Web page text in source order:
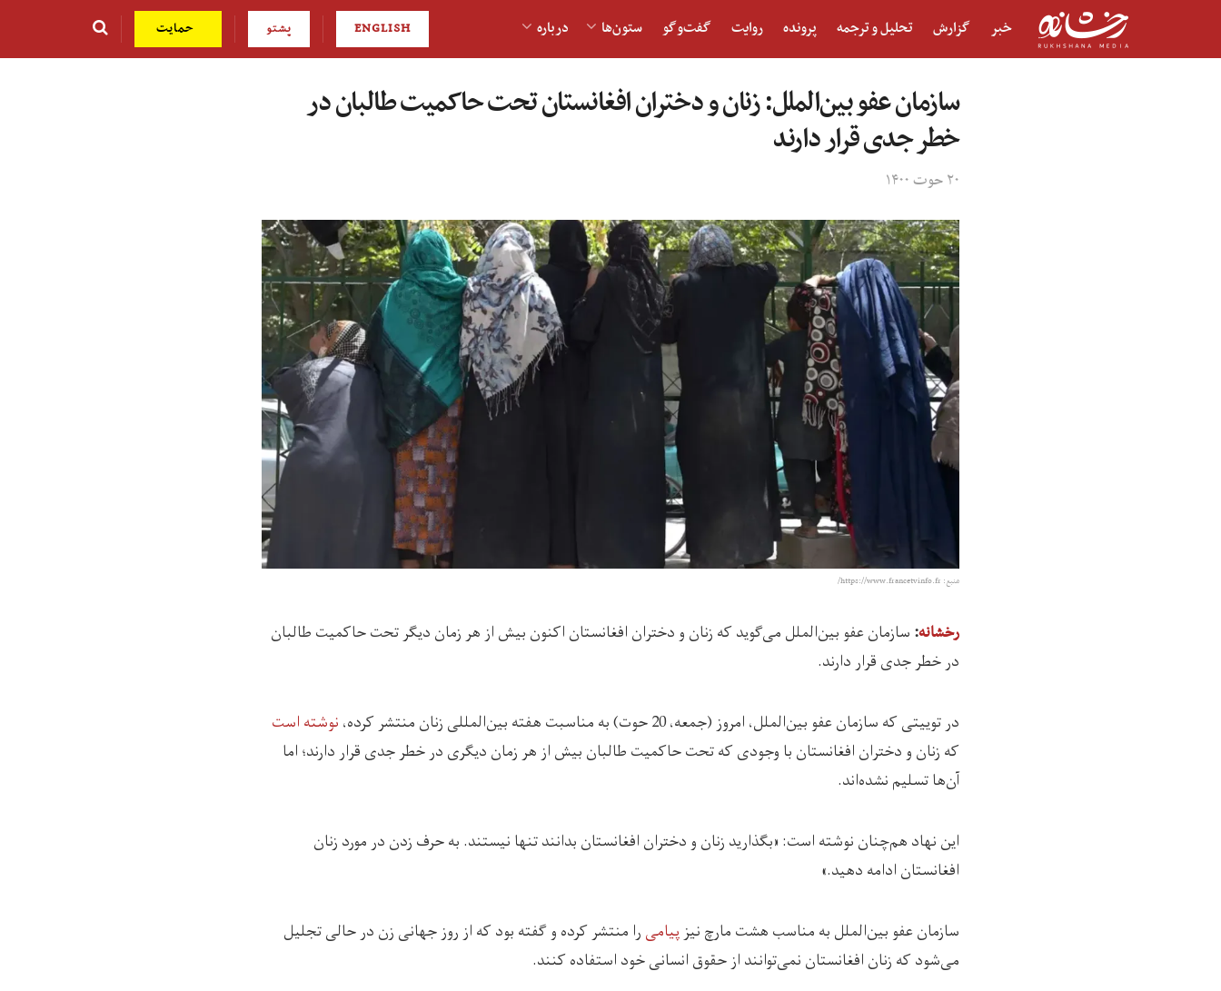
خبر گزارش تحلیل و ترجمه پرونده روایت گفت‌و‎گو ستون‌ها درباره ENGLISH پشتو حمایت
سازمان عفو بین‌الملل: زنان و دختران افغانستان تحت حاکمیت طالبان در
خطر جدی قرار دارند
۲۰ حوت ۱۴۰۰
منبع: https://www.francetvinfo.fr/
رخشانه: سازمان عفو بین‌الملل می‌گوید که زنان و دختران افغانستان اکنون بیش از هر زمان دیگر تحت حاکمیت طالبان
در خطر جدی قرار دارند.
در توییتی که سازمان عفو بین‌الملل، امروز (جمعه، 20 حوت) به مناسبت هفته بین‌المللی زنان منتشر کرده،
نوشته است
که زنان و دختران افغانستان با وجودی که تحت حاکمیت طالبان بیش از هر زمان دیگری در خطر جدی قرار دارند؛ اما
آن‌ها تسلیم نشده‌اند.
این نهاد هم‌چنان نوشته است: «بگذارید زنان و دختران افغانستان بدانند تنها نیستند. به حرف زدن در مورد زنان
افغانستان ادامه دهید.»
سازمان عفو بین‌الملل به مناسب هشت مارچ نیزپیامیرا منتشر کرده و گفته بود که از روز جهانی زن در حالی تجلیل
می‌شود که زنان افغانستان نمی‌توانند از حقوق انسانی خود استفاده کنند.